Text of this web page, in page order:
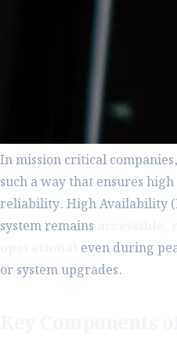
In mission critical
such a way that ensures
reliability. High Availability
system remains
even during
or system upgrades.